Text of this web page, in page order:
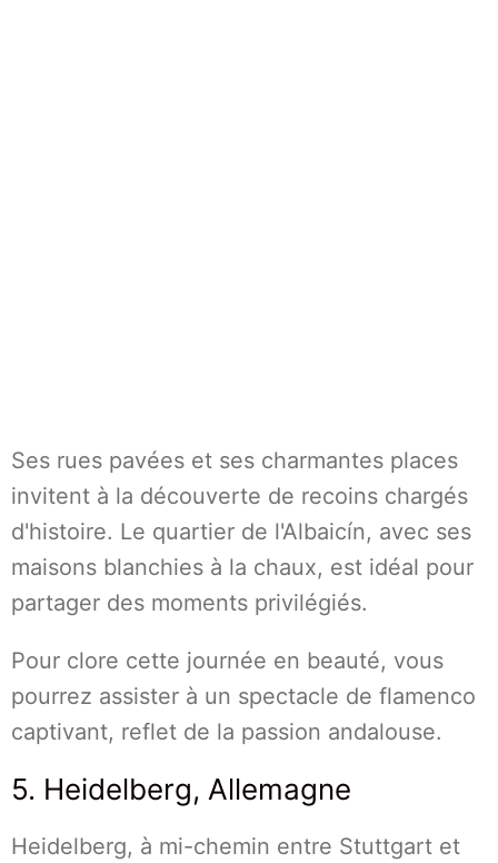
Ses rues pavées et ses charmantes places
invitent à la découverte de recoins chargés
d'histoire. Le quartier de l'Albaicín, avec ses
maisons blanchies à la chaux, est idéal pour
partager des moments privilégiés.
Pour clore cette journée en beauté, vous
pourrez assister à un spectacle de flamenco
captivant, reflet de la passion andalouse.
5. Heidelberg, Allemagne
Heidelberg, à mi-chemin entre Stuttgart et